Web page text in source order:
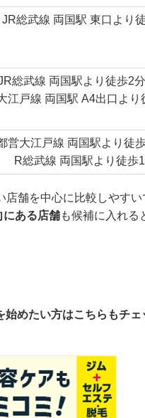
JR総武線 両国駅 東口より
総武線 両国駅より徒歩2
江戸線 両国駅 A4出口より
営大江戸線 両国駅より徒
R総武線 両国駅より徒歩
舗を中心に比較しやすい
にある店舗も候補に入れる
始めたい方はこちらもチェ